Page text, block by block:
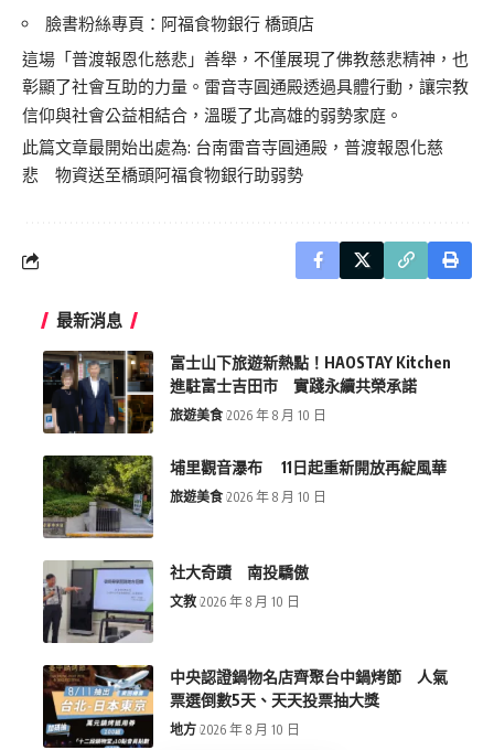
臉書粉絲專頁： 阿福食物銀行 橋頭店
這場「普渡報恩化慈悲」善舉，不僅展現了佛教慈悲精神，也
彰顯了社會互助的力量。雷音寺圓通殿透過具體行動，讓宗教
信仰與社會公益相結合，溫暖了北高雄的弱勢家庭。
此篇文章最開始出處為: 台南雷音寺圓通殿，普渡報恩化慈
悲 物資送至橋頭阿福食物銀行助弱勢
最新消息
富士山下旅遊新熱點！HAOSTAY Kitchen
進駐富士吉田市 實踐永續共榮承諾
旅遊美食 2026 年 8 月 10 日
埔里觀音瀑布 11日起重新開放再綻風華
旅遊美食 2026 年 8 月 10 日
社大奇蹟 南投驕傲
文教 2026 年 8 月 10 日
中央認證鍋物名店齊聚台中鍋烤節 人氣
票選倒數5天、天天投票抽大獎
地方 2026 年 8 月 10 日